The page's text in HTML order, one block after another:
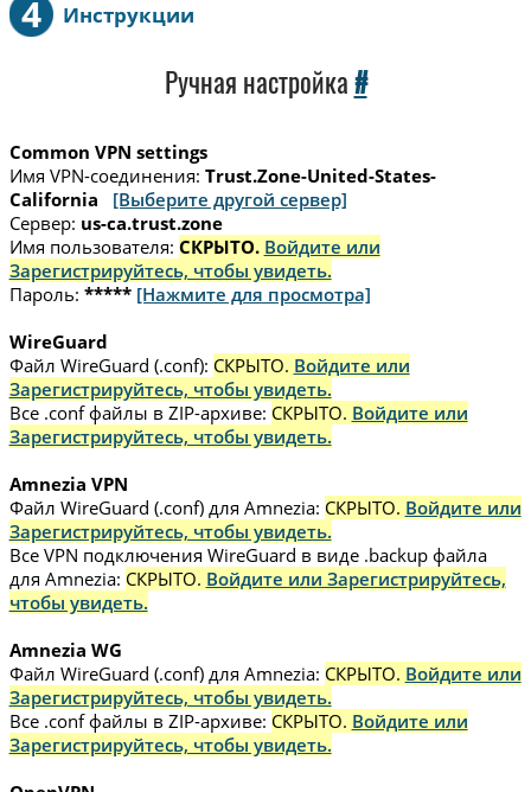
4 Инструкции
Ручная настройка #
Common VPN settings
Имя VPN-соединения: Trust.Zone-United-States-
California
[Выберите другой сервер]
Сервер: us-ca.trust.zone
Имя пользователя: СКРЫТО. Войдите или
Зарегистрируйтесь, чтобы увидеть.
Пароль: ***** [Нажмите для просмотра]
WireGuard
Файл WireGuard (.conf): СКРЫТО. Войдите или
Зарегистрируйтесь, чтобы увидеть.
Все .conf файлы в ZIP-архиве: СКРЫТО. Войдите или
Зарегистрируйтесь, чтобы увидеть.
Amnezia VPN
Файл WireGuard (.conf) для Amnezia: СКРЫТО. Войдите или
Зарегистрируйтесь, чтобы увидеть.
Все VPN подключения WireGuard в виде .backup файла
для Amnezia: СКРЫТО. Войдите или Зарегистрируйтесь,
чтобы увидеть.
Amnezia WG
Файл WireGuard (.conf) для Amnezia: СКРЫТО. Войдите или
Зарегистрируйтесь, чтобы увидеть.
Все .conf файлы в ZIP-архиве: СКРЫТО. Войдите или
Зарегистрируйтесь, чтобы увидеть.